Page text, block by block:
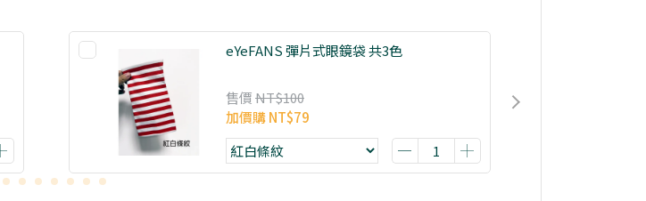
eYeFANS 彈片式眼鏡袋 共3色
售價NT$100
加價購NT$79